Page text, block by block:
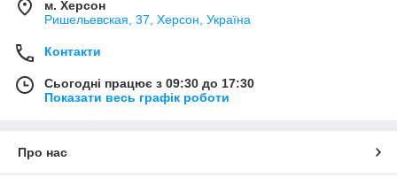
м. Херсон
Ришельевская, 37, Херсон, Україна
Контакти
Сьогодні працює з 09:30 до 17:30
Показати весь графік роботи
Про нас